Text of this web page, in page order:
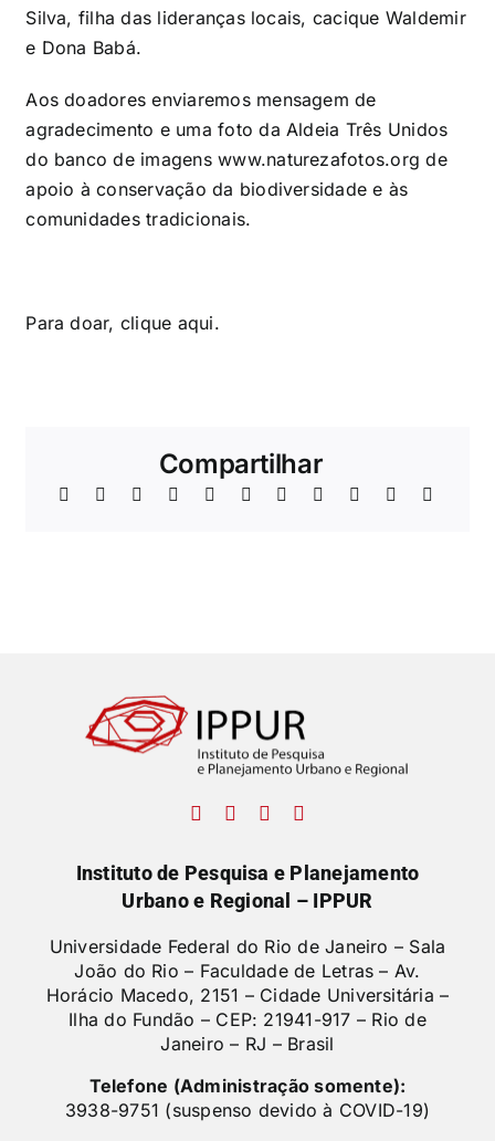
Silva, filha das lideranças locais, cacique Waldemir
e Dona Babá.
Aos doadores enviaremos mensagem de
agradecimento e uma foto da Aldeia Três Unidos
do banco de imagens www.naturezafotos.org de
apoio à conservação da biodiversidade e às
comunidades tradicionais.
Para doar, clique aqui.
Compartilhar
Instituto de Pesquisa e Planejamento
Urbano e Regional – IPPUR
Universidade Federal do Rio de Janeiro – Sala
João do Rio – Faculdade de Letras – Av.
Horácio Macedo, 2151 – Cidade Universitária –
Ilha do Fundão – CEP: 21941-917 – Rio de
Janeiro – RJ – Brasil
Telefone (Administração somente):
3938-9751 (suspenso devido à COVID-19)